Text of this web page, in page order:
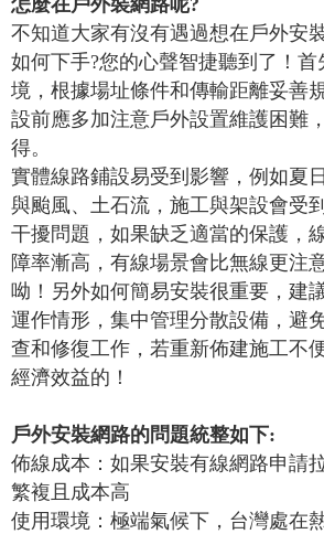
怎麼在戶外裝網路呢?
不知道大家有沒有遇過想在戶外安
如何下手?您的心聲智捷聽到了！
境，根據場址條件和傳輸距離妥善
設前應多加注意戶外設置維護困難
得。
實體線路鋪設易受到影響，例如夏
與颱風、土石流，施工與架設會受
干擾問題，如果缺乏適當的保護，
障率漸高，有線場景會比無線更注
呦！另外如何簡易安裝很重要，建
運作情形，集中管理分散設備，避
查和修復工作，若重新佈建施工不
經濟效益的！
戶外安裝網路的問題統整如下:
佈線成本：如果安裝有線網路申請
繁複且成本高
使用環境：極端氣候下，台灣處在